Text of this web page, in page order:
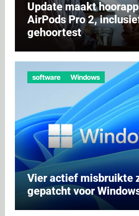
Update maakt
AirPods Pro 2,
gehoortest
software Windows
Vier actief misbruikte
gepatcht voor